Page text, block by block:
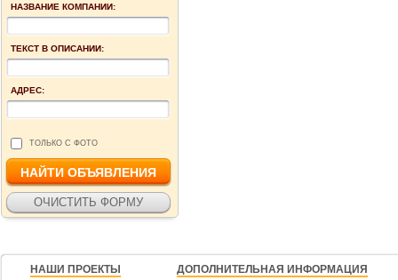
НАЗВАНИЕ КОМПАНИИ:
ТЕКСТ В ОПИСАНИИ:
АДРЕС:
ТОЛЬКО С ФОТО
НАШИ ПРОЕКТЫ
ДОПОЛНИТЕЛЬНАЯ ИНФОРМАЦИЯ